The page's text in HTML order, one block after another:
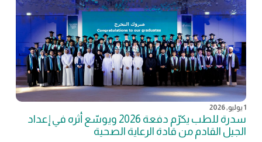
1 يوليو, 2026
سدرة للطب يكرّم دفعة 2026 ويوسّع أثره في إعداد
الجيل القادم من قادة الرعاية الصحية